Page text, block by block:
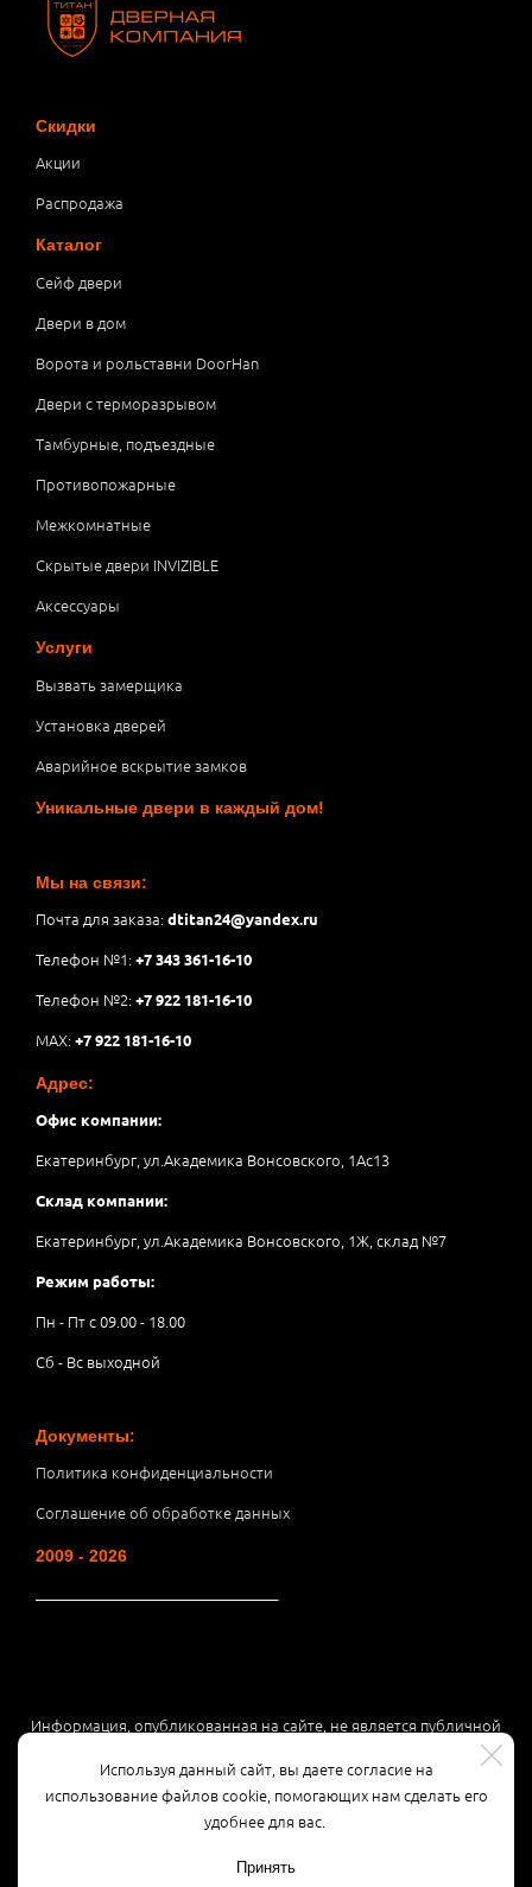
Используя данный сайт, вы даете согласие на
использование файлов cookie, помогающих нам сделать его
удобнее для вас.
Принять
Скидки
Акции
Распродажа
Каталог
Сейф двери
Двери в дом
Ворота и рольставни DoorHan
Двери с терморазрывом
Тамбурные, подъездные
Противопожарные
Межкомнатные
Скрытые двери INVIZIBLE
Аксессуары
Услуги
Вызвать замерщика
Установка дверей
Аварийное вскрытие замков
Уникальные двери в каждый дом!
Мы на связи:
Почта для заказа:dtitan24@yandex.ru
Телефон №1:+7 343 361-16-10
Телефон №2:+7 922 181-16-10
MAX:+7 922 181-16-10
Адрес:
Офис компании:
Екатеринбург, ул.Академика Вонсовского, 1Аc13
Склад компании:
Екатеринбург, ул.Академика Вонсовского, 1Ж, склад №7
Режим работы:
Пн - Пт с 09.00 - 18.00
Сб - Вс выходной
Документы:
Политика конфиденциальности
Соглашение об обработке данных
2009 - 2026
Информация, опубликованная на сайте, не является публичной
офертой или рекламой, а носит информационный характер и
может быть изменена по усмотрению компании.
Разработка сайта3K Digital Studio